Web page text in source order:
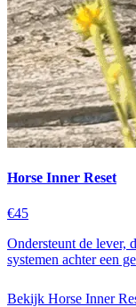
Horse Inner Reset
€45
Ondersteunt de lever,
systemen achter een
Bekijk Horse Inner